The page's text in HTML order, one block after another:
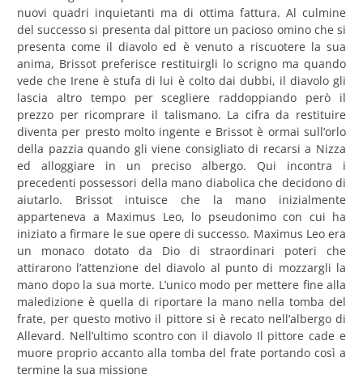
nuovi quadri inquietanti ma di ottima fattura. Al culmine
del successo si presenta dal pittore un pacioso omino che si
presenta come il diavolo ed è venuto a riscuotere la sua
anima, Brissot preferisce restituirgli lo scrigno ma quando
vede che Irene è stufa di lui è colto dai dubbi, il diavolo gli
lascia altro tempo per scegliere raddoppiando però il
prezzo per ricomprare il talismano. La cifra da restituire
diventa per presto molto ingente e Brissot è ormai sull’orlo
della pazzia quando gli viene consigliato di recarsi a Nizza
ed alloggiare in un preciso albergo. Qui incontra i
precedenti possessori della mano diabolica che decidono di
aiutarlo. Brissot intuisce che la mano inizialmente
apparteneva a Maximus Leo, lo pseudonimo con cui ha
iniziato a firmare le sue opere di successo. Maximus Leo era
un monaco dotato da Dio di straordinari poteri che
attirarono l’attenzione del diavolo al punto di mozzargli la
mano dopo la sua morte. L’unico modo per mettere fine alla
maledizione è quella di riportare la mano nella tomba del
frate, per questo motivo il pittore si è recato nell’albergo di
Allevard. Nell’ultimo scontro con il diavolo Il pittore cade e
muore proprio accanto alla tomba del frate portando così a
termine la sua missione